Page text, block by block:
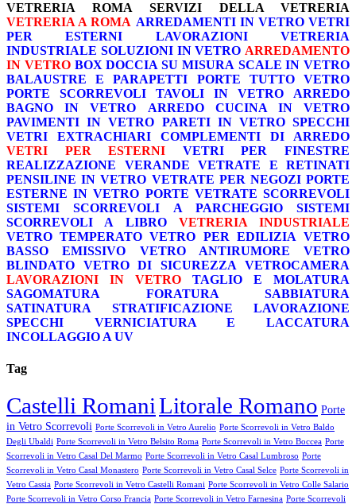
VETRERIA ROMA
SERVIZI DELLA VETRERIA
VETRERIA A ROMA ARREDAMENTI IN VETRO VETRI
PER ESTERNI
LAVORAZIONI
VETRERIA
INDUSTRIALE SOLUZIONI IN VETRO ARREDAMENTO
IN VETRO BOX DOCCIA SU MISURA SCALE IN VETRO
BALAUSTRE E PARAPETTI
PORTE TUTTO VETRO
PORTE SCORREVOLI
TAVOLI IN VETRO
ARREDO
BAGNO IN VETRO
ARREDO CUCINA IN VETRO
PAVIMENTI IN VETRO PARETI IN VETRO SPECCHI
VETRI EXTRACHIARI
COMPLEMENTI DI ARREDO
VETRI PER ESTERNI
VETRI PER FINESTRE
REALIZZAZIONE VERANDE
VETRATE E RETINATI
PENSILINE IN VETRO VETRATE PER NEGOZI PORTE
ESTERNE IN VETRO PORTE VETRATE SCORREVOLI
SISTEMI SCORREVOLI A PARCHEGGIO
SISTEMI
SCORREVOLI A LIBRO
VETRERIA INDUSTRIALE
VETRO TEMPERATO VETRO PER EDILIZIA VETRO
BASSO EMISSIVO
VETRO ANTIRUMORE
VETRO
BLINDATO
VETRO DI SICUREZZA
VETROCAMERA
LAVORAZIONI IN VETRO
TAGLIO E MOLATURA
SAGOMATURA
FORATURA
SABBIATURA
SATINATURA
STRATIFICAZIONE
LAVORAZIONE
SPECCHI
VERNICIATURA E LACCATURA
INCOLLAGGIO A UV
Tag
Castelli RomaniLitorale Romano Porte
in Vetro Scorrevoli Porte Scorrevoli in Vetro Aurelio Porte Scorrevoli in Vetro Baldo
Degli Ubaldi Porte Scorrevoli in Vetro Belsito Roma Porte Scorrevoli in Vetro Boccea Porte
Scorrevoli in Vetro Casal Del Marmo Porte Scorrevoli in Vetro Casal Lumbroso Porte
Scorrevoli in Vetro Casal Monastero Porte Scorrevoli in Vetro Casal Selce Porte Scorrevoli in
Vetro Cassia Porte Scorrevoli in Vetro Castelli Romani Porte Scorrevoli in Vetro Colle Salario
Porte Scorrevoli in Vetro Corso Francia Porte Scorrevoli in Vetro Farnesina Porte Scorrevoli